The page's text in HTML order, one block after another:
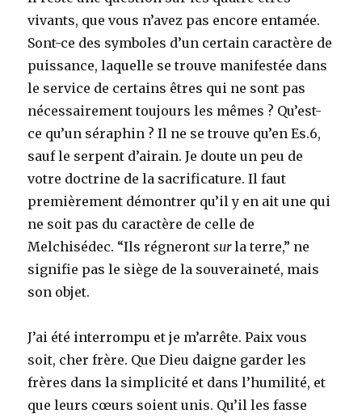
vivants, que vous n’avez pas encore entamée.
Sont-ce des symboles d’un certain caractère de
puissance, laquelle se trouve manifestée dans
le service de certains êtres qui ne sont pas
nécessairement toujours les mêmes ? Qu’est-
ce qu’un séraphin ? Il ne se trouve qu’en Es.6,
sauf le serpent d’airain. Je doute un peu de
votre doctrine de la sacrificature. Il faut
premièrement démontrer qu’il y en ait une qui
ne soit pas du caractère de celle de
Melchisédec. “Ils régneront surla terre,” ne
signifie pas le siège de la souveraineté, mais
son objet.
J’ai été interrompu et je m’arrête. Paix vous
soit, cher frère. Que Dieu daigne garder les
frères dans la simplicité et dans l’humilité, et
que leurs cœurs soient unis. Qu’il les fasse